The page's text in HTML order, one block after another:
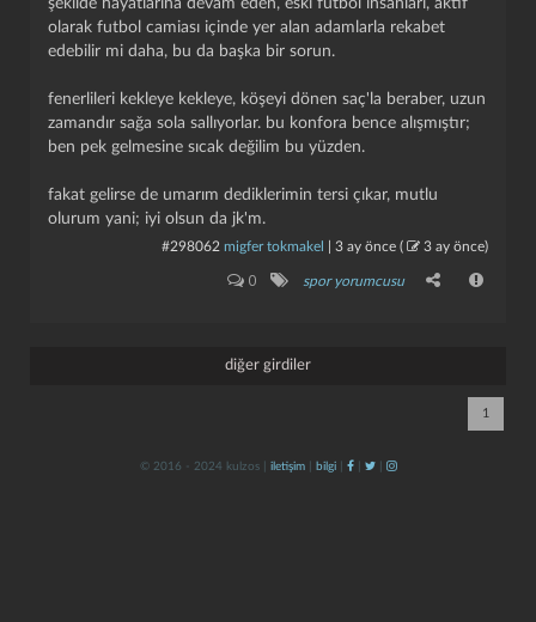
şekilde hayatlarına devam eden, eski futbol insanları, aktif
olarak futbol camiası içinde yer alan adamlarla rekabet
edebilir mi daha, bu da başka bir sorun.
fenerlileri kekleye kekleye, köşeyi dönen saç'la beraber, uzun
zamandır sağa sola sallıyorlar. bu konfora bence alışmıştır;
ben pek gelmesine sıcak değilim bu yüzden.
fakat gelirse de umarım dediklerimin tersi çıkar, mutlu
olurum yani; iyi olsun da jk'm.
#298062 migfer tokmakel 3 ay önce ( 3 ay önce)
0 spor yorumcusu
diğer girdiler
1
© 2016 - 2024 kulzos | iletişim| bilgi| | |